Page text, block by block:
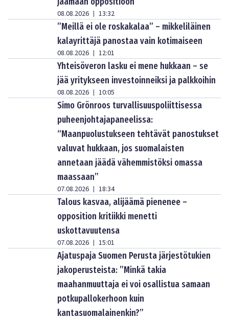
08.08.2026 | 13:32
”Meillä ei ole roskakalaa” – mikkeliläinen
kalayrittäjä panostaa vain kotimaiseen
08.08.2026 | 12:01
Yhteisöveron lasku ei mene hukkaan – se
jää yritykseen investoinneiksi ja palkkoihin
08.08.2026 | 10:05
Simo Grönroos turvallisuuspoliittisessa
puheenjohtajapaneelissa:
“Maanpuolustukseen tehtävät panostukset
valuvat hukkaan, jos suomalaisten
annetaan jäädä vähemmistöksi omassa
maassaan”
07.08.2026 | 18:34
Talous kasvaa, alijäämä pienenee –
opposition kritiikki menetti
uskottavuutensa
07.08.2026 | 15:01
Ajatuspaja Suomen Perusta järjestötukien
jakoperusteista: ”Minkä takia
maahanmuuttaja ei voi osallistua samaan
potkupallokerhoon kuin
kantasuomalainenkin?”